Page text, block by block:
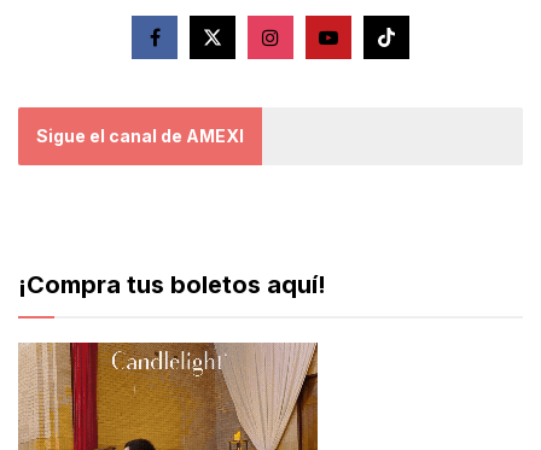
Sigue el canal de AMEXI
¡Compra tus boletos aquí!